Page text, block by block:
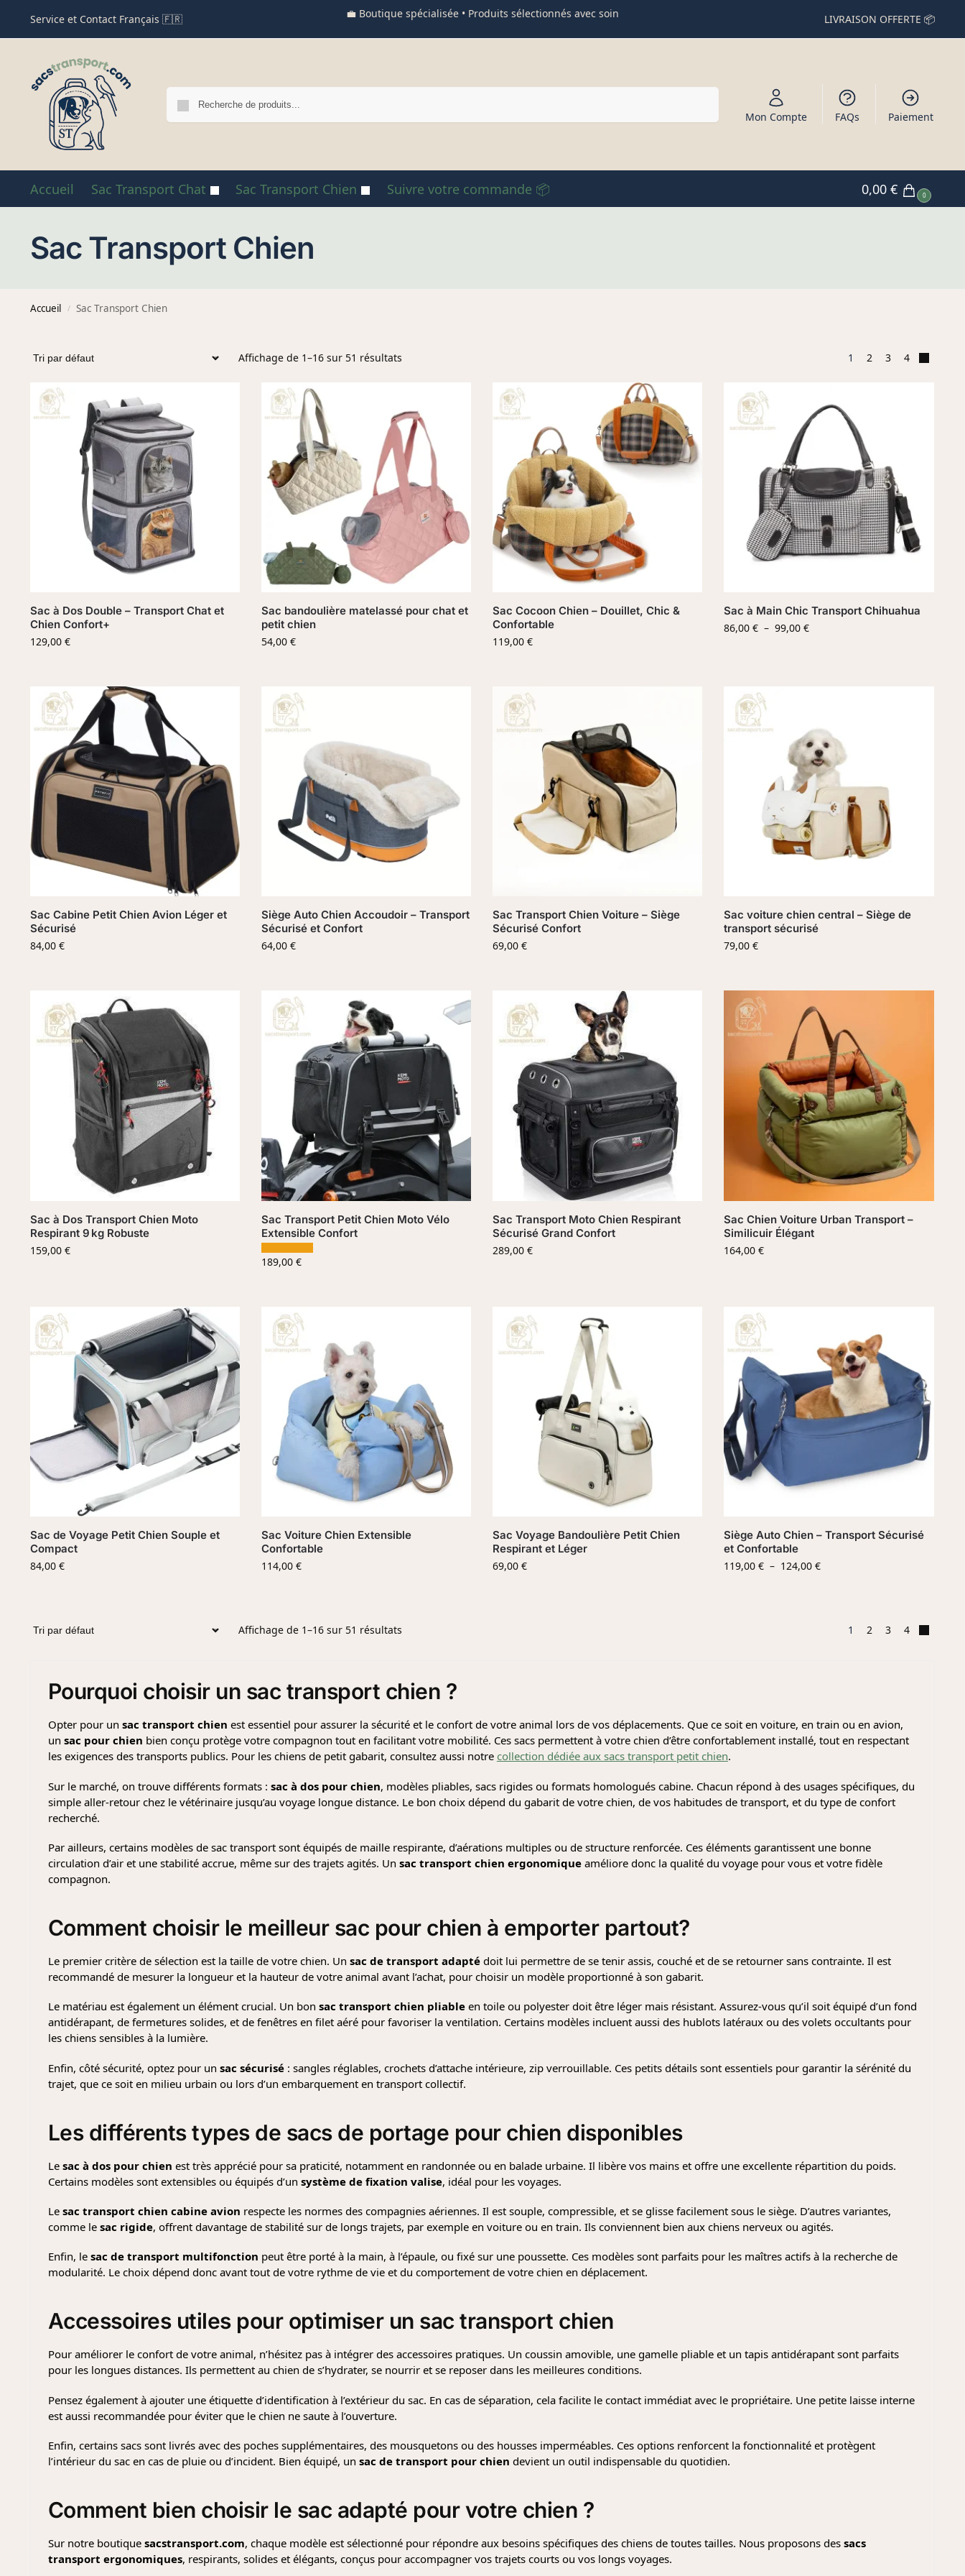
Service et Contact Français 🇫🇷 💼 Boutique spécialisée • Produits sélectionnés avec soin LIVRAISON OFFERTE 📦
Mon Compte FAQs Paiement
Accueil Sac Transport Chat Sac Transport Chien Suivre votre commande 📦 0,00€ 0
Sac Transport Chien
Accueil / Sac Transport Chien
Affichage de 1–16 sur 51 résultats 1 2 3 4
Sac à Dos Double – Transport Chat et
Chien Confort+
129,00 €
Sac bandoulière matelassé pour chat et
petit chien
54,00€
Sac Cocoon Chien – Douillet, Chic &
Confortable
119,00€
Sac à Main Chic Transport Chihuahua
86,00€ – 99,00€
Sac Cabine Petit Chien Avion Léger et
Sécurisé
84,00 €
Siège Auto Chien Accoudoir – Transport
Sécurisé et Confort
64,00€
Sac Transport Chien Voiture – Siège
Sécurisé Confort
69,00€
Sac voiture chien central – Siège de
transport sécurisé
79,00€
Sac à Dos Transport Chien Moto
Respirant 9 kg Robuste
159,00 €
Sac Transport Petit Chien Moto Vélo
Extensible Confort
189,00€
Sac Transport Moto Chien Respirant
Sécurisé Grand Confort
289,00€
Sac Chien Voiture Urban Transport –
Similicuir Élégant
164,00€
Sac de Voyage Petit Chien Souple et
Compact
84,00 €
Sac Voiture Chien Extensible
Confortable
114,00€
Sac Voyage Bandoulière Petit Chien
Respirant et Léger
69,00€
Siège Auto Chien – Transport Sécurisé
et Confortable
119,00€ – 124,00€
Affichage de 1–16 sur 51 résultats 1 2 3 4
Pourquoi choisir un sac transport chien ?
Opter pour un sac transport chien est essentiel pour assurer la sécurité et le confort de votre animal lors de vos déplacements. Que ce soit en voiture, en train ou en avion,
un sac pour chien bien conçu protège votre compagnon tout en facilitant votre mobilité. Ces sacs permettent à votre chien d’être confortablement installé, tout en respectant
les exigences des transports publics. Pour les chiens de petit gabarit, consultez aussi notre collection dédiée aux sacs transport petit chien.
Sur le marché, on trouve différents formats : sac à dos pour chien, modèles pliables, sacs rigides ou formats homologués cabine. Chacun répond à des usages spécifiques, du
simple aller-retour chez le vétérinaire jusqu’au voyage longue distance. Le bon choix dépend du gabarit de votre chien, de vos habitudes de transport, et du type de confort
recherché.
Par ailleurs, certains modèles de sac transport sont équipés de maille respirante, d’aérations multiples ou de structure renforcée. Ces éléments garantissent une bonne
circulation d’air et une stabilité accrue, même sur des trajets agités. Un sac transport chien ergonomiqueaméliore donc la qualité du voyage pour vous et votre fidèle
compagnon.
Comment choisir le meilleur sac pour chien à emporter partout?
Le premier critère de sélection est la taille de votre chien. Un sac de transport adaptédoit lui permettre de se tenir assis, couché et de se retourner sans contrainte. Il est
recommandé de mesurer la longueur et la hauteur de votre animal avant l’achat, pour choisir un modèle proportionné à son gabarit.
Le matériau est également un élément crucial. Un bon sac transport chien pliableen toile ou polyester doit être léger mais résistant. Assurez-vous qu’il soit équipé d’un fond
antidérapant, de fermetures solides, et de fenêtres en filet aéré pour favoriser la ventilation. Certains modèles incluent aussi des hublots latéraux ou des volets occultants pour
les chiens sensibles à la lumière.
Enfin, côté sécurité, optez pour un sac sécurisé: sangles réglables, crochets d’attache intérieure, zip verrouillable. Ces petits détails sont essentiels pour garantir la sérénité du
trajet, que ce soit en milieu urbain ou lors d’un embarquement en transport collectif.
Les différents types de sacs de portage pour chien disponibles
Le sac à dos pour chien est très apprécié pour sa praticité, notamment en randonnée ou en balade urbaine. Il libère vos mains et offre une excellente répartition du poids.
Certains modèles sont extensibles ou équipés d’un système de fixation valise, idéal pour les voyages.
Le sac transport chien cabine avion respecte les normes des compagnies aériennes. Il est souple, compressible, et se glisse facilement sous le siège. D’autres variantes,
comme le sac rigide, offrent davantage de stabilité sur de longs trajets, par exemple en voiture ou en train. Ils conviennent bien aux chiens nerveux ou agités.
Enfin, le sac de transport multifonction peut être porté à la main, à l’épaule, ou fixé sur une poussette. Ces modèles sont parfaits pour les maîtres actifs à la recherche de
modularité. Le choix dépend donc avant tout de votre rythme de vie et du comportement de votre chien en déplacement.
Accessoires utiles pour optimiser un sac transport chien
Pour améliorer le confort de votre animal, n’hésitez pas à intégrer des accessoires pratiques. Un coussin amovible, une gamelle pliable et un tapis antidérapant sont parfaits
pour les longues distances. Ils permettent au chien de s’hydrater, se nourrir et se reposer dans les meilleures conditions.
Pensez également à ajouter une étiquette d’identification à l’extérieur du sac. En cas de séparation, cela facilite le contact immédiat avec le propriétaire. Une petite laisse interne
est aussi recommandée pour éviter que le chien ne saute à l’ouverture.
Enfin, certains sacs sont livrés avec des poches supplémentaires, des mousquetons ou des housses imperméables. Ces options renforcent la fonctionnalité et protègent
l’intérieur du sac en cas de pluie ou d’incident. Bien équipé, un sac de transport pour chien devient un outil indispensable du quotidien.
Comment bien choisir le sac adapté pour votre chien ?
Sur notre boutique sacstransport.com, chaque modèle est sélectionné pour répondre aux besoins spécifiques des chiens de toutes tailles. Nous proposons des sacs
transport ergonomiques, respirants, solides et élégants, conçus pour accompagner vos trajets courts ou vos longs voyages.